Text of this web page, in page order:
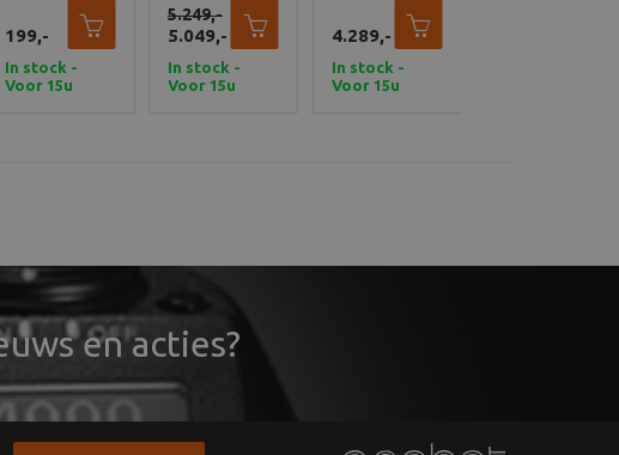
batterij
199,-
In stock -
Voor 15u
5.049,-
5.249,-
In stock -
Voor 15u
4.289,-
In stock -
Voor 15u
en acties?